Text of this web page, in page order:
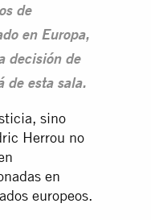
de
en Europa,
decisión de
de esta sala.
sino
Herrou no
en
europeos.